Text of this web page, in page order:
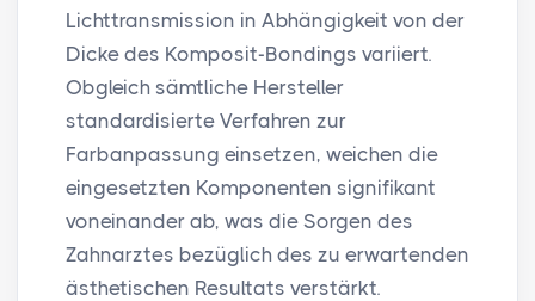
Lichttransmission in Abhängigkeit von der
Dicke des Komposit-Bondings variiert.
Obgleich sämtliche Hersteller
standardisierte Verfahren zur
Farbanpassung einsetzen, weichen die
eingesetzten Komponenten signifikant
voneinander ab, was die Sorgen des
Zahnarztes bezüglich des zu erwartenden
ästhetischen Resultats verstärkt.